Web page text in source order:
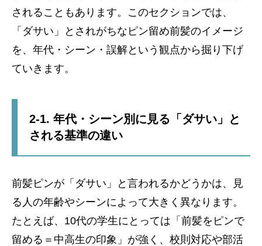
されることもあります。このセクションでは、
「ダサい」とされがちなピン留め前髪のイメージ
を、年代・シーン・誤解という観点から掘り下げ
ていきます。
2-1. 年代・シーン別に見る「ダサい」と
される基準の違い
前髪ピンが「ダサい」と言われるかどうかは、見
る人の年齢やシーンによって大きく異なります。
たとえば、10代の学生にとっては「前髪をピンで
留める＝中高生の印象」が強く、校則対応や部活